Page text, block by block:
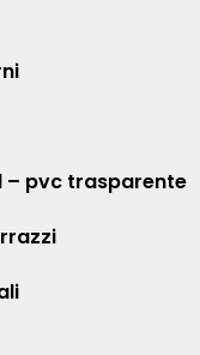
– pvc trasparente